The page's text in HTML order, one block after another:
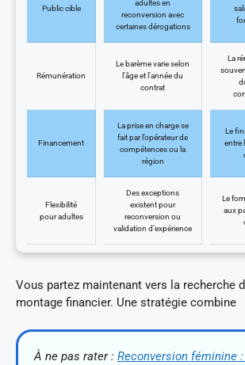
Public cible
adultes en
reconversion avec
certaines dérogations
Rémunération
Le barème varie selon
l’âge et l’année du
contrat
La
Financement
La prise en charge se
fait par l’opérateur de
compétences ou la
région
Le
entre
Flexibilité
pour adultes
Des exceptions
existent pour
reconversion ou
validation d’expérience
Le
aux
Vous partez maintenant vers la recherche
montage financier. Une stratégie combine
À ne pas rater : Reconversion féminine